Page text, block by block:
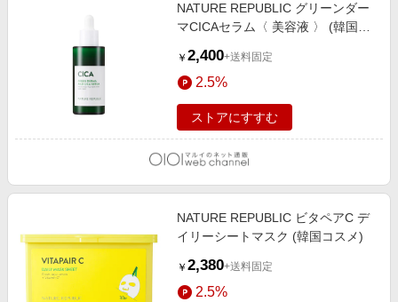
NATURE REPUBLIC グリーンダー
マCICAセラム〈 美容液 〉 (韓国コ
￥ 2,400+送料固定
2.5%
ストアにすすむ
NATURE REPUBLIC ビタペアC デ
イリーシートマスク (韓国コスメ)
￥ 2,380+送料固定
2.5%